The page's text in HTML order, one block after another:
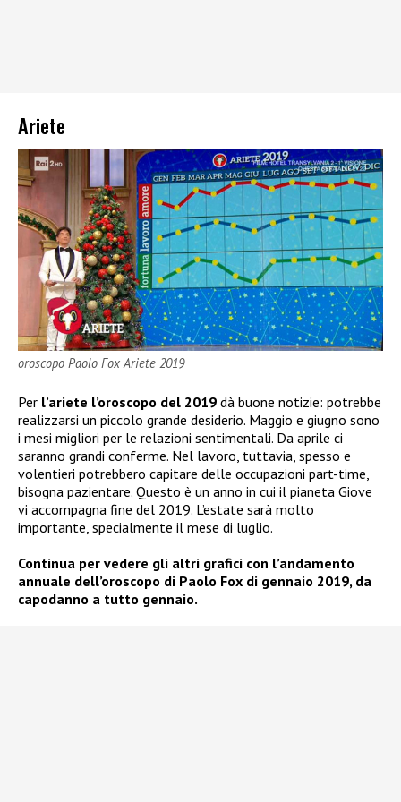
Ariete
oroscopo Paolo Fox Ariete 2019
Per l’ariete l’oroscopo del 2019 dà buone notizie: potrebbe
realizzarsi un piccolo grande desiderio. Maggio e giugno sono
i mesi migliori per le relazioni sentimentali. Da aprile ci
saranno grandi conferme. Nel lavoro, tuttavia, spesso e
volentieri potrebbero capitare delle occupazioni part-time,
bisogna pazientare. Questo è un anno in cui il pianeta Giove
vi accompagna fine del 2019. L’estate sarà molto
importante, specialmente il mese di luglio.
Continua per vedere gli altri grafici con l’andamento
annuale dell’oroscopo di Paolo Fox di gennaio 2019, da
capodanno a tutto gennaio.